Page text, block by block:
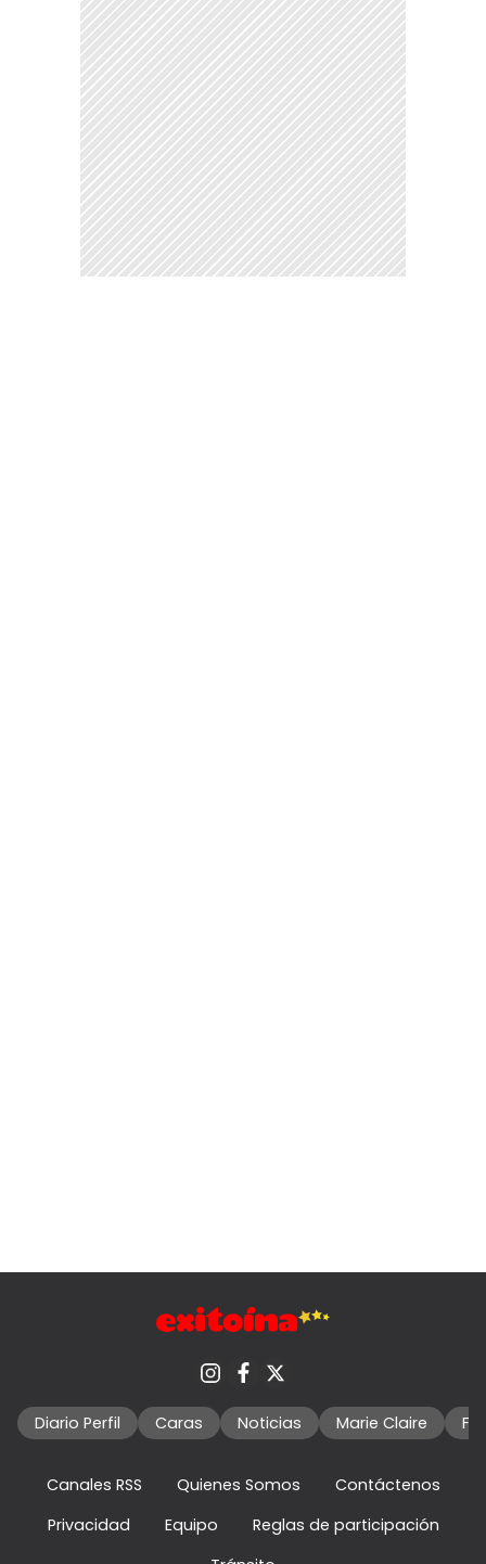
Diario Perfil Caras Noticias Marie Claire
Canales RSS Quienes Somos
Contáctenos
Privacidad
Equipo
Reglas de participación